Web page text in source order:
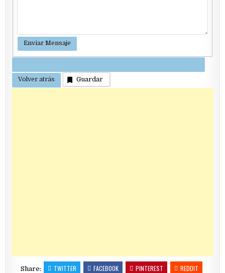
Guardar
Share: TWITTER FACEBOOK PINTEREST
REDDIT